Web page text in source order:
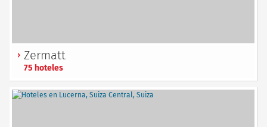
Zermatt
75 hoteles